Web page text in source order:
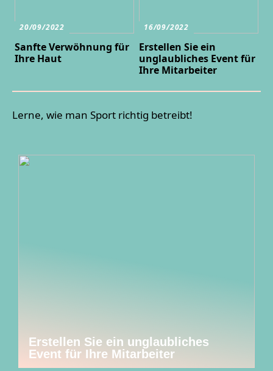
20/09/2022
Sanfte Verwöhnung für
Ihre Haut
16/09/2022
Erstellen Sie ein
unglaubliches Event für
Ihre Mitarbeiter
Lerne, wie man Sport richtig betreibt!
Erstellen Sie ein unglaubliches
Event für Ihre Mitarbeiter